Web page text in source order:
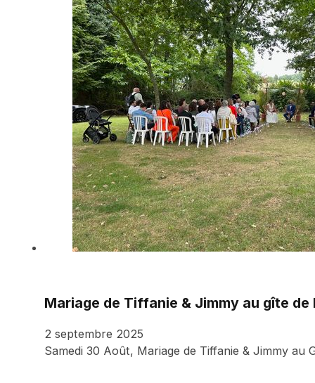
Mariage de Tiffanie & Jimmy au gîte
2 septembre 2025
Samedi 30 Août, Mariage de Tiffanie & Jimmy